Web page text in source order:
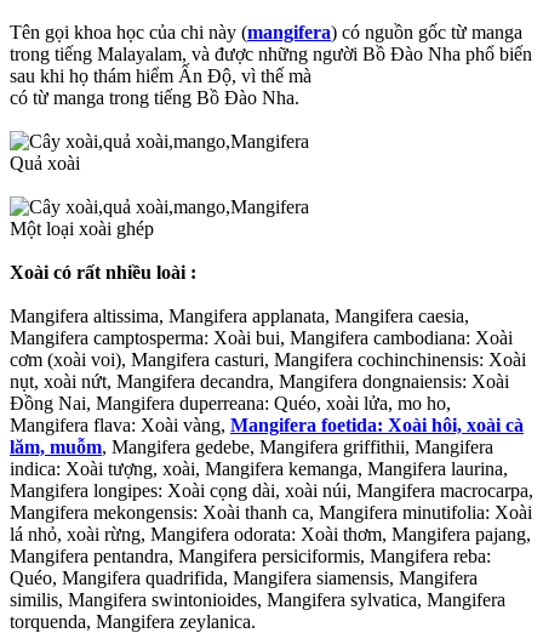
Tên gọi khoa học của chi này (mangifera) có nguồn gốc từ manga
trong tiếng Malayalam, và được những người Bồ Đào Nha phổ biến
sau khi họ thám hiểm Ấn Độ, vì thế mà
có từ manga trong tiếng Bồ Đào Nha.
Quả xoài
Một loại xoài ghép
Xoài có rất nhiều loài :
Mangifera altissima, Mangifera applanata, Mangifera caesia,
Mangifera camptosperma: Xoài bui, Mangifera cambodiana: Xoài
cơm (xoài voi), Mangifera casturi, Mangifera cochinchinensis: Xoài
nụt, xoài nứt, Mangifera decandra, Mangifera dongnaiensis: Xoài
Đồng Nai, Mangifera duperreana: Quéo, xoài lửa, mo ho,
Mangifera flava: Xoài vàng, Mangifera foetida: Xoài hôi, xoài cà
lăm, muỗm, Mangifera gedebe, Mangifera griffithii, Mangifera
indica: Xoài tượng, xoài, Mangifera kemanga, Mangifera laurina,
Mangifera longipes: Xoài cọng dài, xoài núi, Mangifera macrocarpa,
Mangifera mekongensis: Xoài thanh ca, Mangifera minutifolia: Xoài
lá nhỏ, xoài rừng, Mangifera odorata: Xoài thơm, Mangifera pajang,
Mangifera pentandra, Mangifera persiciformis, Mangifera reba:
Quéo, Mangifera quadrifida, Mangifera siamensis, Mangifera
similis, Mangifera swintonioides, Mangifera sylvatica, Mangifera
torquenda, Mangifera zeylanica.